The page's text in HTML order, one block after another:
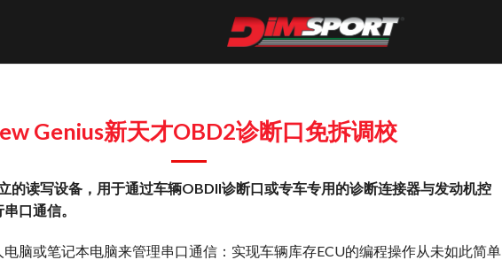
Genius新天才OBD2诊断口免拆调校
的读写设备，用于通过车辆OBDII诊断口或专车专用的诊断连接器与发动机控
口通信。
脑或笔记本电脑来管理串口通信：实现车辆库存ECU的编程操作从未如此简单